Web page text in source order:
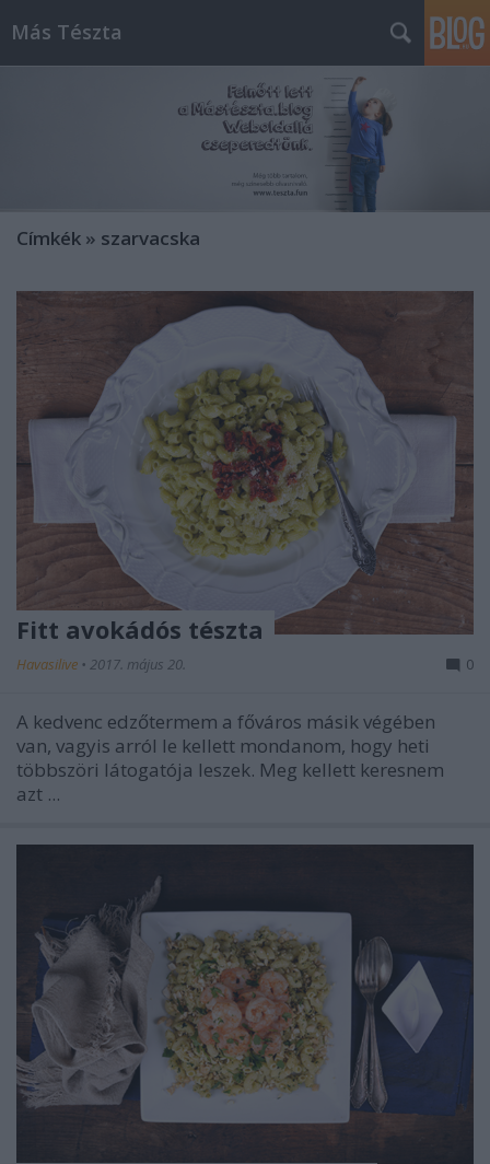
Más Tészta
Címkék » szarvacska
Fitt avokádós tészta
Havasilive • 2017. május 20. 0
A kedvenc edzőtermem a főváros másik végében
van, vagyis arról le kellett mondanom, hogy heti
többszöri látogatója leszek. Meg kellett keresnem
azt ...